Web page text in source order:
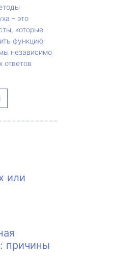
– это
которые
функцию
независимо
ответов
или
причины